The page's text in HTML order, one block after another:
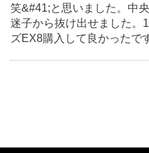
笑&#41;と思いました。中
迷子から抜け出せました。
ズEX8購入して良かったで